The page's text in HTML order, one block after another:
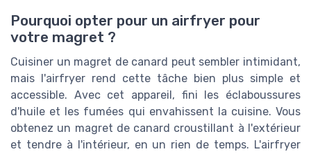
Pourquoi opter pour un airfryer pour
votre magret ?
Cuisiner un magret de canard peut sembler intimidant,
mais l'airfryer rend cette tâche bien plus simple et
accessible. Avec cet appareil, fini les éclaboussures
d'huile et les fumées qui envahissent la cuisine. Vous
obtenez un magret de canard croustillant à l'extérieur
et tendre à l'intérieur, en un rien de temps. L'airfryer